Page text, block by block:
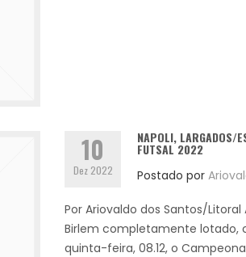
10
Dez 2022
NAPOLI, LARGADOS/
FUTSAL 2022
Postado por
Por Ariovaldo dos Santos/
Birlem completamente lotado,
quinta-feira, 08.12, o